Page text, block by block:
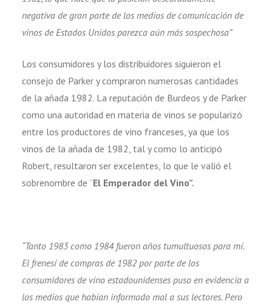
negativa de gran parte de los medios de comunicación de
vinos de Estados Unidos parezca aún más sospechosa”
Los consumidores y los distribuidores siguieron el
consejo de Parker y compraron numerosas cantidades
de la añada 1982. La reputación de Burdeos y de Parker
como una autoridad en materia de vinos se popularizó
entre los productores de vino franceses, ya que los
vinos de la añada de 1982, tal y como lo anticipó
Robert, resultaron ser excelentes, lo que le valió el
sobrenombre de “El Emperador del Vino”.
“Tanto 1983 como 1984 fueron años tumultuosos para mí.
El frenesí de compras de 1982 por parte de los
consumidores de vino estadounidenses puso en evidencia a
los medios que habían informado mal a sus lectores. Pero